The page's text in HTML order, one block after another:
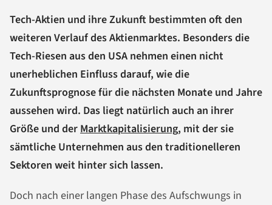
Tech-Aktien und ihre Zukunft bestimmten oft den
weiteren Verlauf des Aktienmarktes. Besonders die
Tech-Riesen aus den USA nehmen einen nicht
unerheblichen Einfluss darauf, wie die
Zukunftsprognose für die nächsten Monate und Jahre
aussehen wird. Das liegt natürlich auch an ihrer
Größe und der Marktkapitalisierung, mit der sie
sämtliche Unternehmen aus den traditionelleren
Sektoren weit hinter sich lassen.
Doch nach einer langen Phase des Aufschwungs in